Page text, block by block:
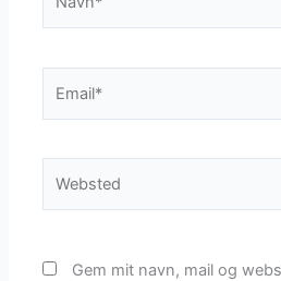
Gem mit navn, mail og